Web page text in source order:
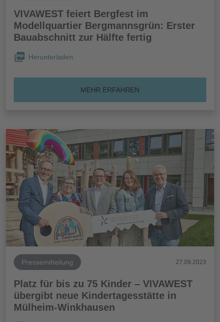
VIVAWEST feiert Bergfest im
Modellquartier Bergmannsgrün: Erster
Bauabschnitt zur Hälfte fertig
Herunterladen
MEHR ERFAHREN
Pressemitteilung 27.09.2023
Platz für bis zu 75 Kinder – VIVAWEST
übergibt neue Kindertagesstätte in
Mülheim-Winkhausen